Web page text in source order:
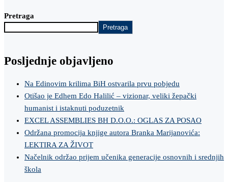
Pretraga
Pretraga
Posljednje objavljeno
Na Edinovim krilima BiH ostvarila prvu pobjedu
Otišao je Edhem Edo Halilić – vizionar, veliki žepački
humanist i istaknuti poduzetnik
EXCEL ASSEMBLIES BH D.O.O.: OGLAS ZA POSAO
Održana promocija knjige autora Branka Marijanovića:
LEKTIRA ZA ŽIVOT
Načelnik održao prijem učenika generacije osnovnih i srednjih
škola